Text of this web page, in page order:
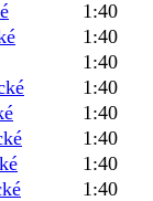
1:40
1:40
1:40
1:40
1:40
1:40
1:40
1:40